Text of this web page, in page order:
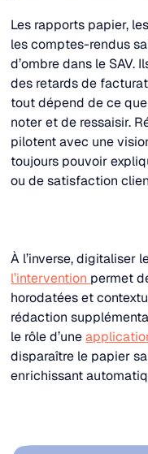
Les rapports papier,
les comptes-rendus
d’ombre dans le SAV.
des retards de
tout dépend de ce
noter et de ressaisir.
pilotent avec une
toujours pouvoir
ou de satisfaction
À l’inverse, digitaliser
l’intervention permet
horodatées et
rédaction
le rôle d’une
disparaître le papier
enrichissant